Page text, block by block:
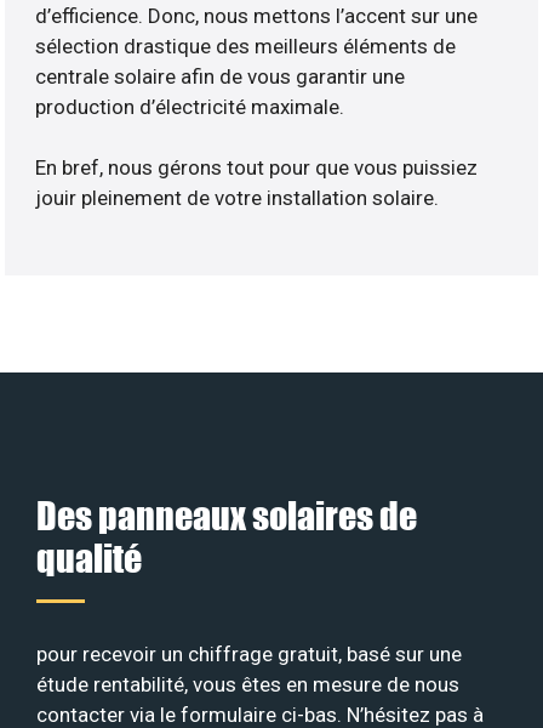
d’efficience. Donc, nous mettons l’accent sur une
sélection drastique des meilleurs éléments de
centrale solaire afin de vous garantir une
production d’électricité maximale.
En bref, nous gérons tout pour que vous puissiez
jouir pleinement de votre installation solaire.
Des panneaux solaires de
qualité
pour recevoir un chiffrage gratuit, basé sur une
étude rentabilité, vous êtes en mesure de nous
contacter via le formulaire ci-bas. N’hésitez pas à